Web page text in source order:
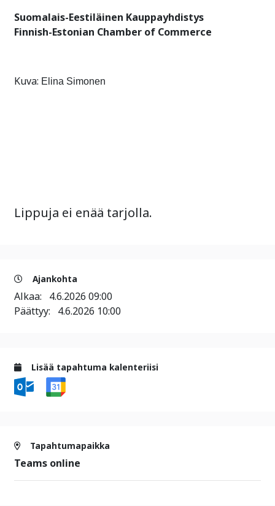
Suomalais-Eestiläinen Kauppayhdistys
Finnish-Estonian Chamber of Commerce
Kuva: Elina Simonen
Lippuja ei enää tarjolla.
Ajankohta
Alkaa: 4.6.2026 09:00
Päättyy: 4.6.2026 10:00
Lisää tapahtuma kalenteriisi
Tapahtumapaikka
Teams online